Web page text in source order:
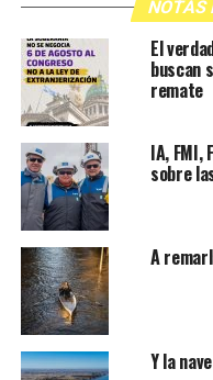
NOTAS
El
buscan
remate
IA, FMI,
sobre
A
Y la